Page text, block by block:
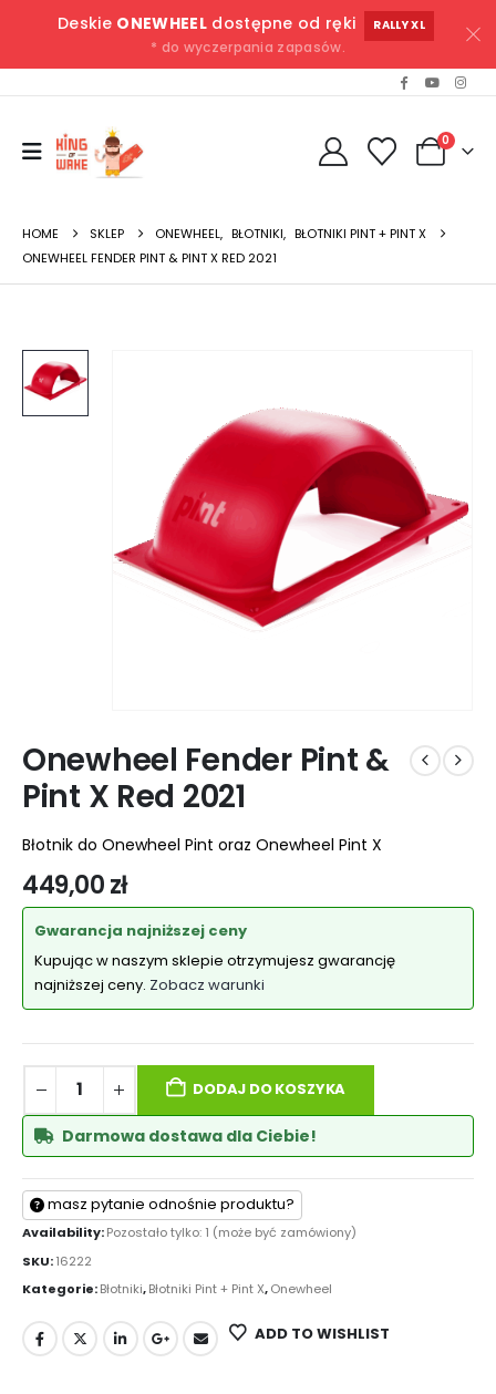
Deskie ONEWHEELdostępne od ręki RALLY XL
* do wyczerpania zapasów.
0
HOME SKLEP ONEWHEEL, BŁOTNIKI, BŁOTNIKI PINT + PINT X
ONEWHEEL FENDER PINT & PINT X RED 2021
Onewheel Fender Pint &
Pint X Red 2021
Błotnik do Onewheel Pint oraz Onewheel Pint X
449,00zł
Gwarancja najniższej ceny
Kupując w naszym sklepie otrzymujesz gwarancję
najniższej ceny. Zobacz warunki
DODAJ DO KOSZYKA
Darmowa dostawa dla Ciebie!
masz pytanie odnośnie produktu?
Availability:Pozostało tylko: 1 (może być zamówiony)
SKU:16222
Kategorie:Błotniki,Błotniki Pint + Pint X,Onewheel
ADD TO WISHLIST